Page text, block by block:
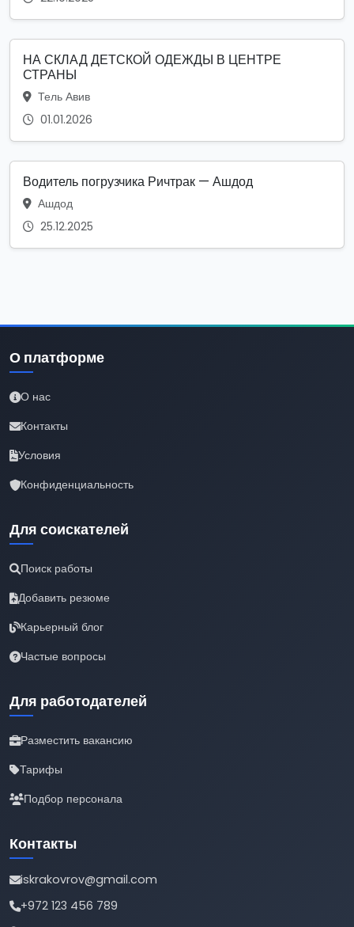
НА СКЛАД ДЕТСКОЙ ОДЕЖДЫ В ЦЕНТРЕ
СТРАНЫ
Тель Авив
01.01.2026
Водитель погрузчика Ричтрак — Ашдод
Ашдод
25.12.2025
О платформе
О нас
Контакты
Условия
Конфиденциальность
Для соискателей
Поиск работы
Добавить резюме
Карьерный блог
Частые вопросы
Для работодателей
Разместить вакансию
Тарифы
Подбор персонала
Контакты
iskrakovrov@gmail.com
+972 123 456 789